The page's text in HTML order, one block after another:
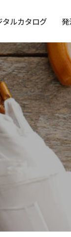
タルカタログ 発